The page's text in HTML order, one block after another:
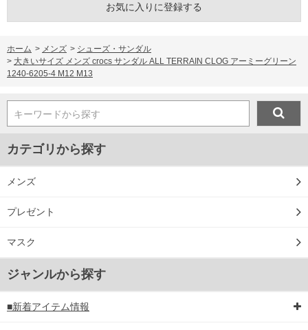
お気に入りに登録する
ホーム > メンズ > シューズ・サンダル
> 大きいサイズ メンズ crocs サンダル ALL TERRAIN CLOG アーミーグリーン
1240-6205-4 M12 M13
キーワードから探す
カテゴリから探す
メンズ
プレゼント
マスク
ジャンルから探す
■新着アイテム情報